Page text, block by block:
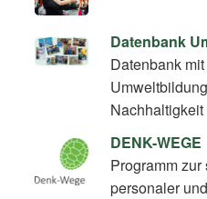
Datenbank
Datenbank
DENK-WEGE
Programm
personaler